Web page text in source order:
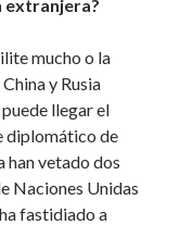
extranjera?
mucho o la
y Rusia
llegar el
diplomático de
han vetado dos
Naciones Unidas
fastidiado a